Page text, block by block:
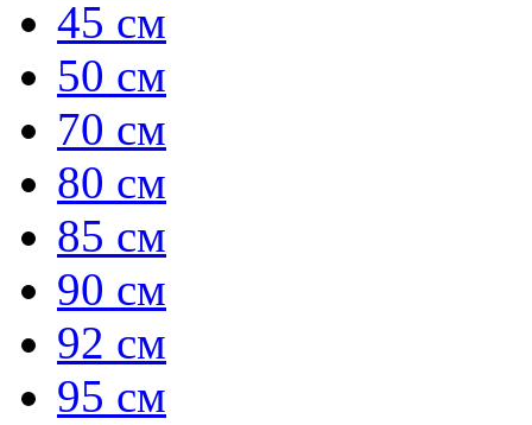
45 см
50 см
70 см
80 см
85 см
90 см
92 см
95 см